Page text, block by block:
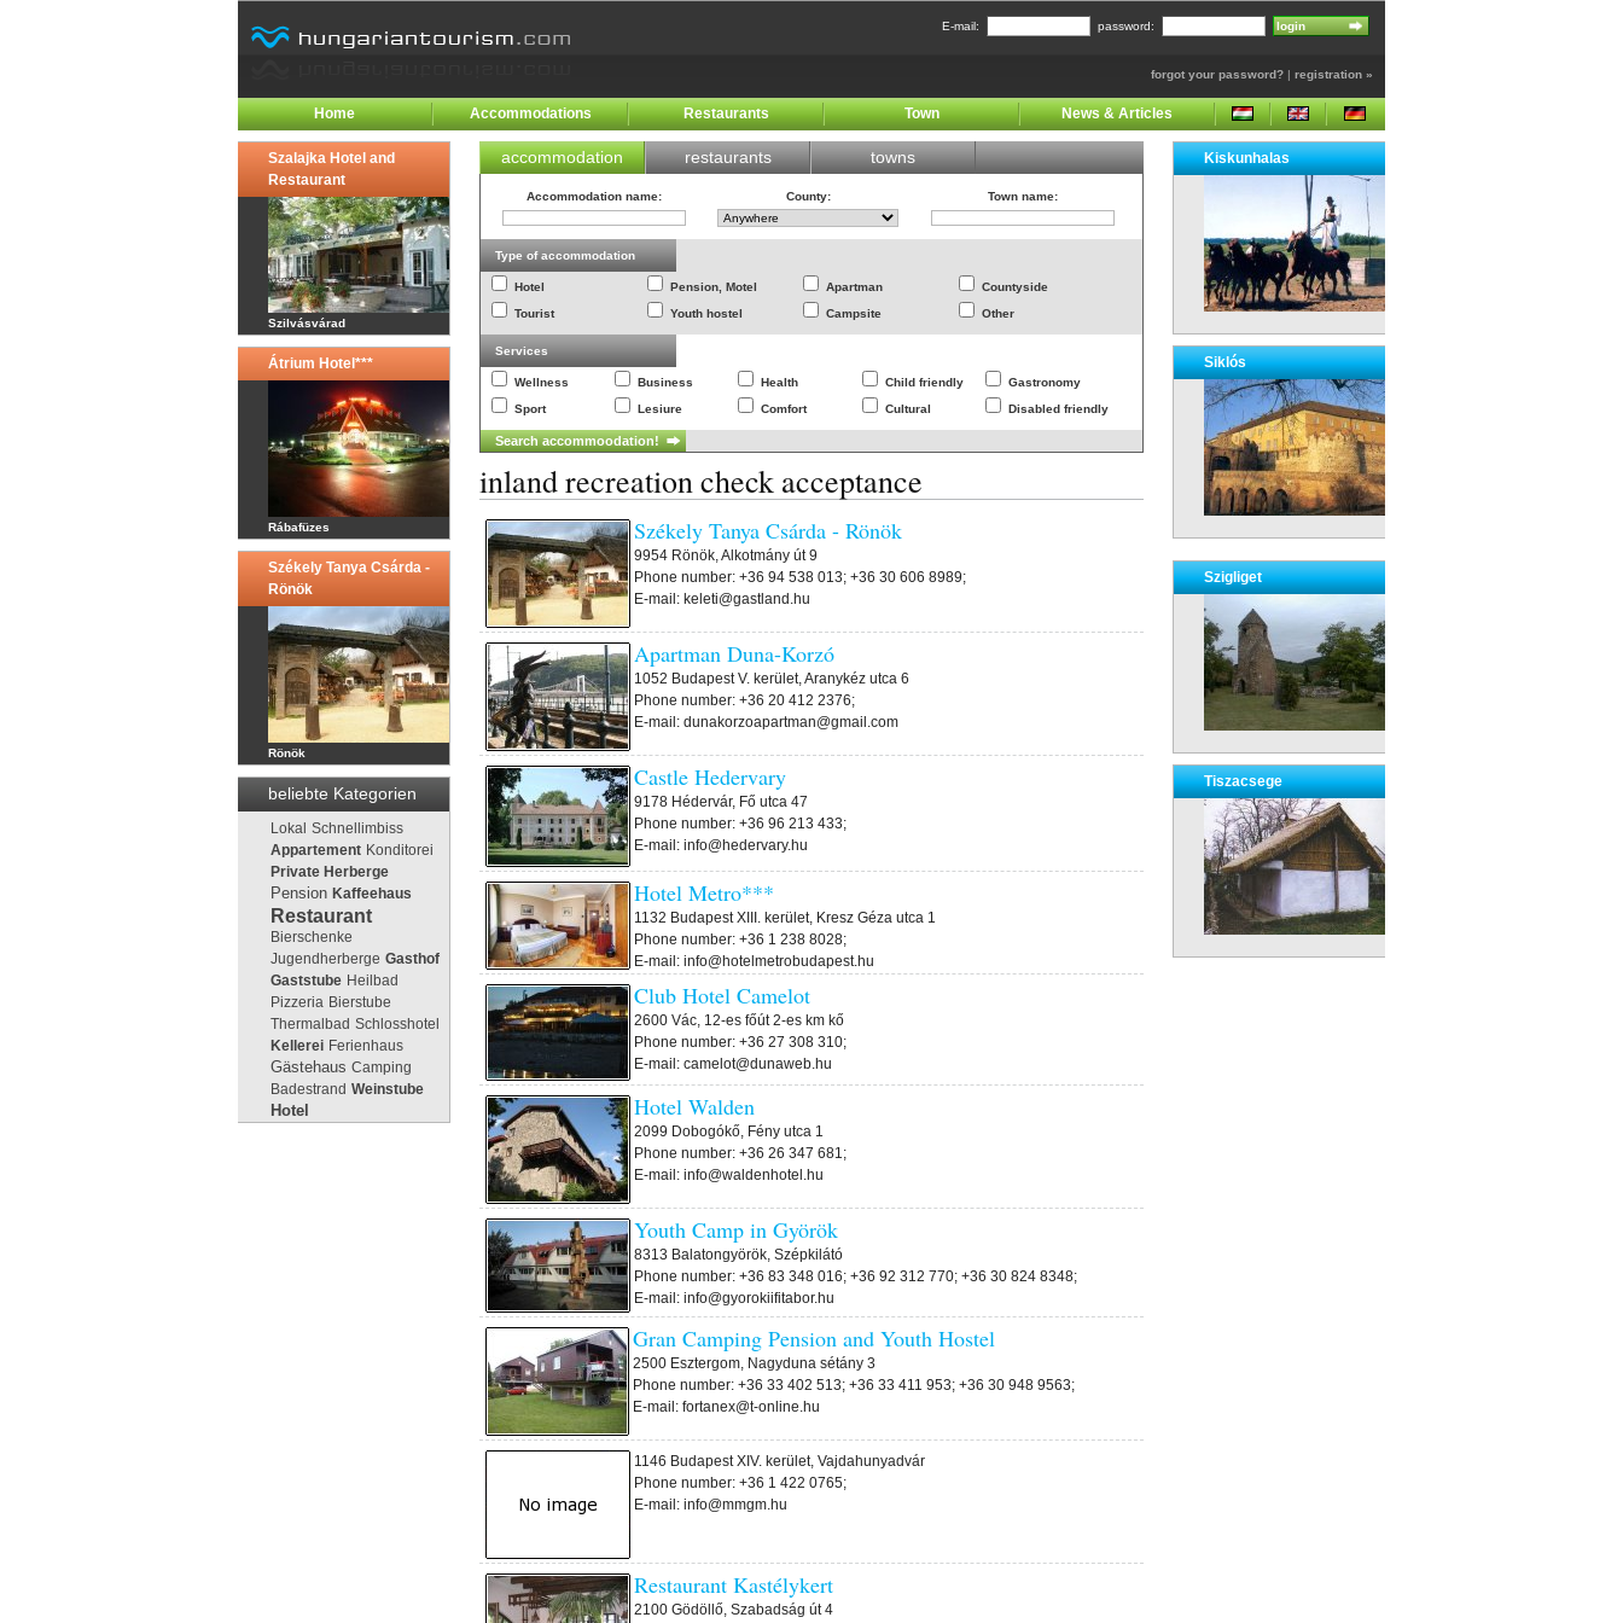
E-mail: password:
forgot your password? | registration »
Home Accommodations Restaurants Town News & Articles
Szalajka Hotel and
Restaurant
Szilvásvárad
Átrium Hotel***
Rábafüzes
Székely Tanya Csárda -
Rönök
Rönök
beliebte Kategorien
Lokal Schnellimbiss
Appartement Konditorei
Private Herberge
Pension Kaffeehaus
Restaurant
Bierschenke
Jugendherberge Gasthof
Gaststube Heilbad
Pizzeria Bierstube
Thermalbad Schlosshotel
Kellerei Ferienhaus
Gästehaus Camping
Badestrand Weinstube
Hotel
accommodation restaurants towns
Accommodation name: County: Town name:
Type of accommodation
Hotel Pension, Motel Apartman
Countyside
Tourist
Youth hostel Campsite Other
Services
Wellness Business Health Child friendly
Gastronomy
Sport
Lesiure Comfort Cultural Disabled friendly
inland recreation check acceptance
Székely Tanya Csárda - Rönök
9954 Rönök, Alkotmány út 9
Phone number: +36 94 538 013; +36 30 606 8989;
E-mail: keleti@gastland.hu
Apartman Duna-Korzó
1052 Budapest V. kerület, Aranykéz utca 6
Phone number: +36 20 412 2376;
E-mail: dunakorzoapartman@gmail.com
Castle Hedervary
9178 Hédervár, Fő utca 47
Phone number: +36 96 213 433;
E-mail: info@hedervary.hu
Hotel Metro***
1132 Budapest XIII. kerület, Kresz Géza utca 1
Phone number: +36 1 238 8028;
E-mail: info@hotelmetrobudapest.hu
Club Hotel Camelot
2600 Vác, 12-es főút 2-es km kő
Phone number: +36 27 308 310;
E-mail: camelot@dunaweb.hu
Hotel Walden
2099 Dobogókő, Fény utca 1
Phone number: +36 26 347 681;
E-mail: info@waldenhotel.hu
Youth Camp in Györök
8313 Balatongyörök, Szépkilátó
Phone number: +36 83 348 016; +36 92 312 770; +36 30 824 8348;
E-mail: info@gyorokiifitabor.hu
Gran Camping Pension and Youth Hostel
2500 Esztergom, Nagyduna sétány 3
Phone number: +36 33 402 513; +36 33 411 953; +36 30 948 9563;
E-mail: fortanex@t-online.hu
1146 Budapest XIV. kerület, Vajdahunyadvár
Phone number: +36 1 422 0765;
E-mail: info@mmgm.hu
Restaurant Kastélykert
2100 Gödöllő, Szabadság út 4
Kiskunhalas
Siklós
Szigliget
Tiszacsege